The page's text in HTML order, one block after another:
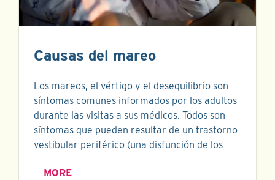
Causas del mareo
Los mareos, el vértigo y el desequilibrio son
síntomas comunes informados por los adultos
durante las visitas a sus médicos. Todos son
síntomas que pueden resultar de un trastorno
vestibular periférico (una disfunción de los
MORE